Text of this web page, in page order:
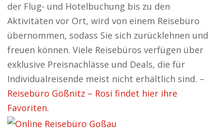
der Flug- und Hotelbuchung bis zu den
Aktivitäten vor Ort, wird von einem Reisebüro
übernommen, sodass Sie sich zurücklehnen und
freuen können. Viele Reisebüros verfügen über
exklusive Preisnachlässe und Deals, die für
Individualreisende meist nicht erhältlich sind. –
Reisebüro Gößnitz – Rosi findet hier ihre
Favoriten.